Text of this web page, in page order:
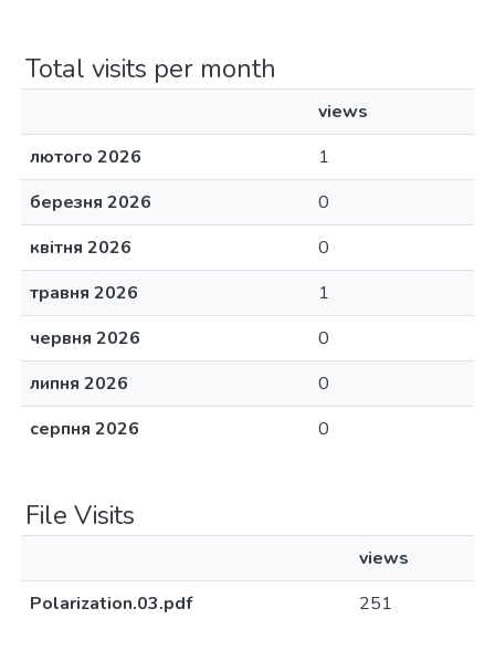
Total visits per month
views
лютого 2026
1
березня 2026
0
квітня 2026
0
травня 2026
1
червня 2026
0
липня 2026
0
серпня 2026
0
File Visits
views
Polarization.03.pdf
251